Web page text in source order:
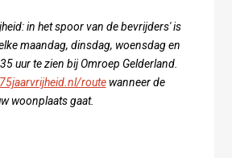
in het spoor van de bevrijders' is
maandag, dinsdag, woensdag en
uur te zien bij Omroep Gelderland.
routewanneer de
woonplaats gaat.